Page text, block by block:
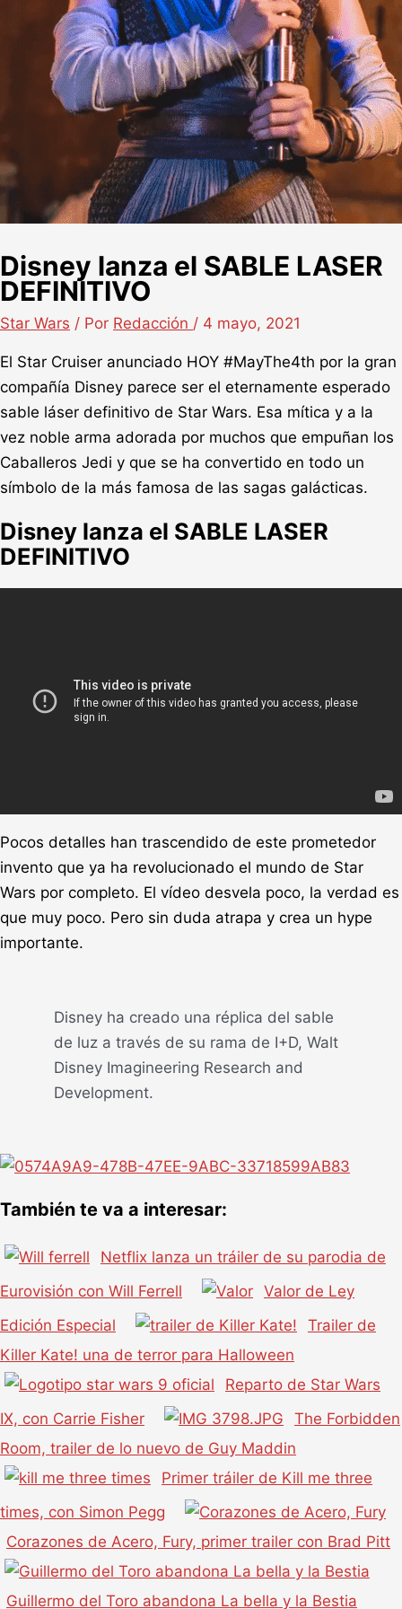
Disney lanza el SABLE LASER
DEFINITIVO
Star Wars / Por Redacción / 4 mayo, 2021
El Star Cruiser anunciado HOY #MayThe4th por la gran
compañía Disney parece ser el eternamente esperado
sable láser definitivo de Star Wars. Esa mítica y a la
vez noble arma adorada por muchos que empuñan los
Caballeros Jedi y que se ha convertido en todo un
símbolo de la más famosa de las sagas galácticas.
Disney lanza el SABLE LASER
DEFINITIVO
Pocos detalles han trascendido de este prometedor
invento que ya ha revolucionado el mundo de Star
Wars por completo. El vídeo desvela poco, la verdad es
que muy poco. Pero sin duda atrapa y crea un hype
importante.
Disney ha creado una réplica del sable
de luz a través de su rama de I+D, Walt
Disney Imagineering Research and
Development.
También te va a interesar:
Netflix lanza un tráiler de su parodia de
Eurovisión con Will Ferrell
Valor de Ley
Edición Especial
Trailer de
Killer Kate! una de terror para Halloween
Reparto de Star Wars
IX, con Carrie Fisher
The Forbidden
Room, trailer de lo nuevo de Guy Maddin
Primer tráiler de Kill me three
times, con Simon Pegg
Corazones de Acero, Fury, primer trailer con Brad Pitt
Guillermo del Toro abandona La bella y la Bestia